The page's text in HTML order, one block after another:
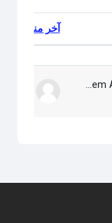
آخر منشور
System Administrator